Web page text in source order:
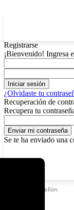
Registrarse
¡Bienvenido! Ingresa
¿Olvidaste tu
Recuperación de
Recupera tu
Se te ha enviado una
Pabellón